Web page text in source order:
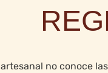
no conoce